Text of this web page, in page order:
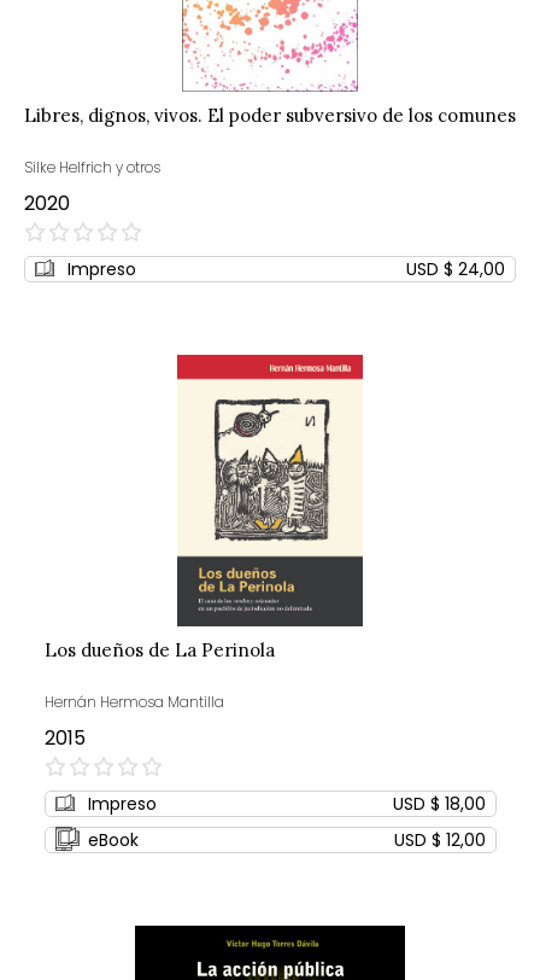
Libres, dignos, vivos. El poder subversivo de los comunes
Silke Helfrich y otros
2020
0%
Impreso USD $ 24,00
Los dueños de La Perinola
Hernán Hermosa Mantilla
2015
0%
Impreso
USD $ 18,00
eBook
USD $ 12,00